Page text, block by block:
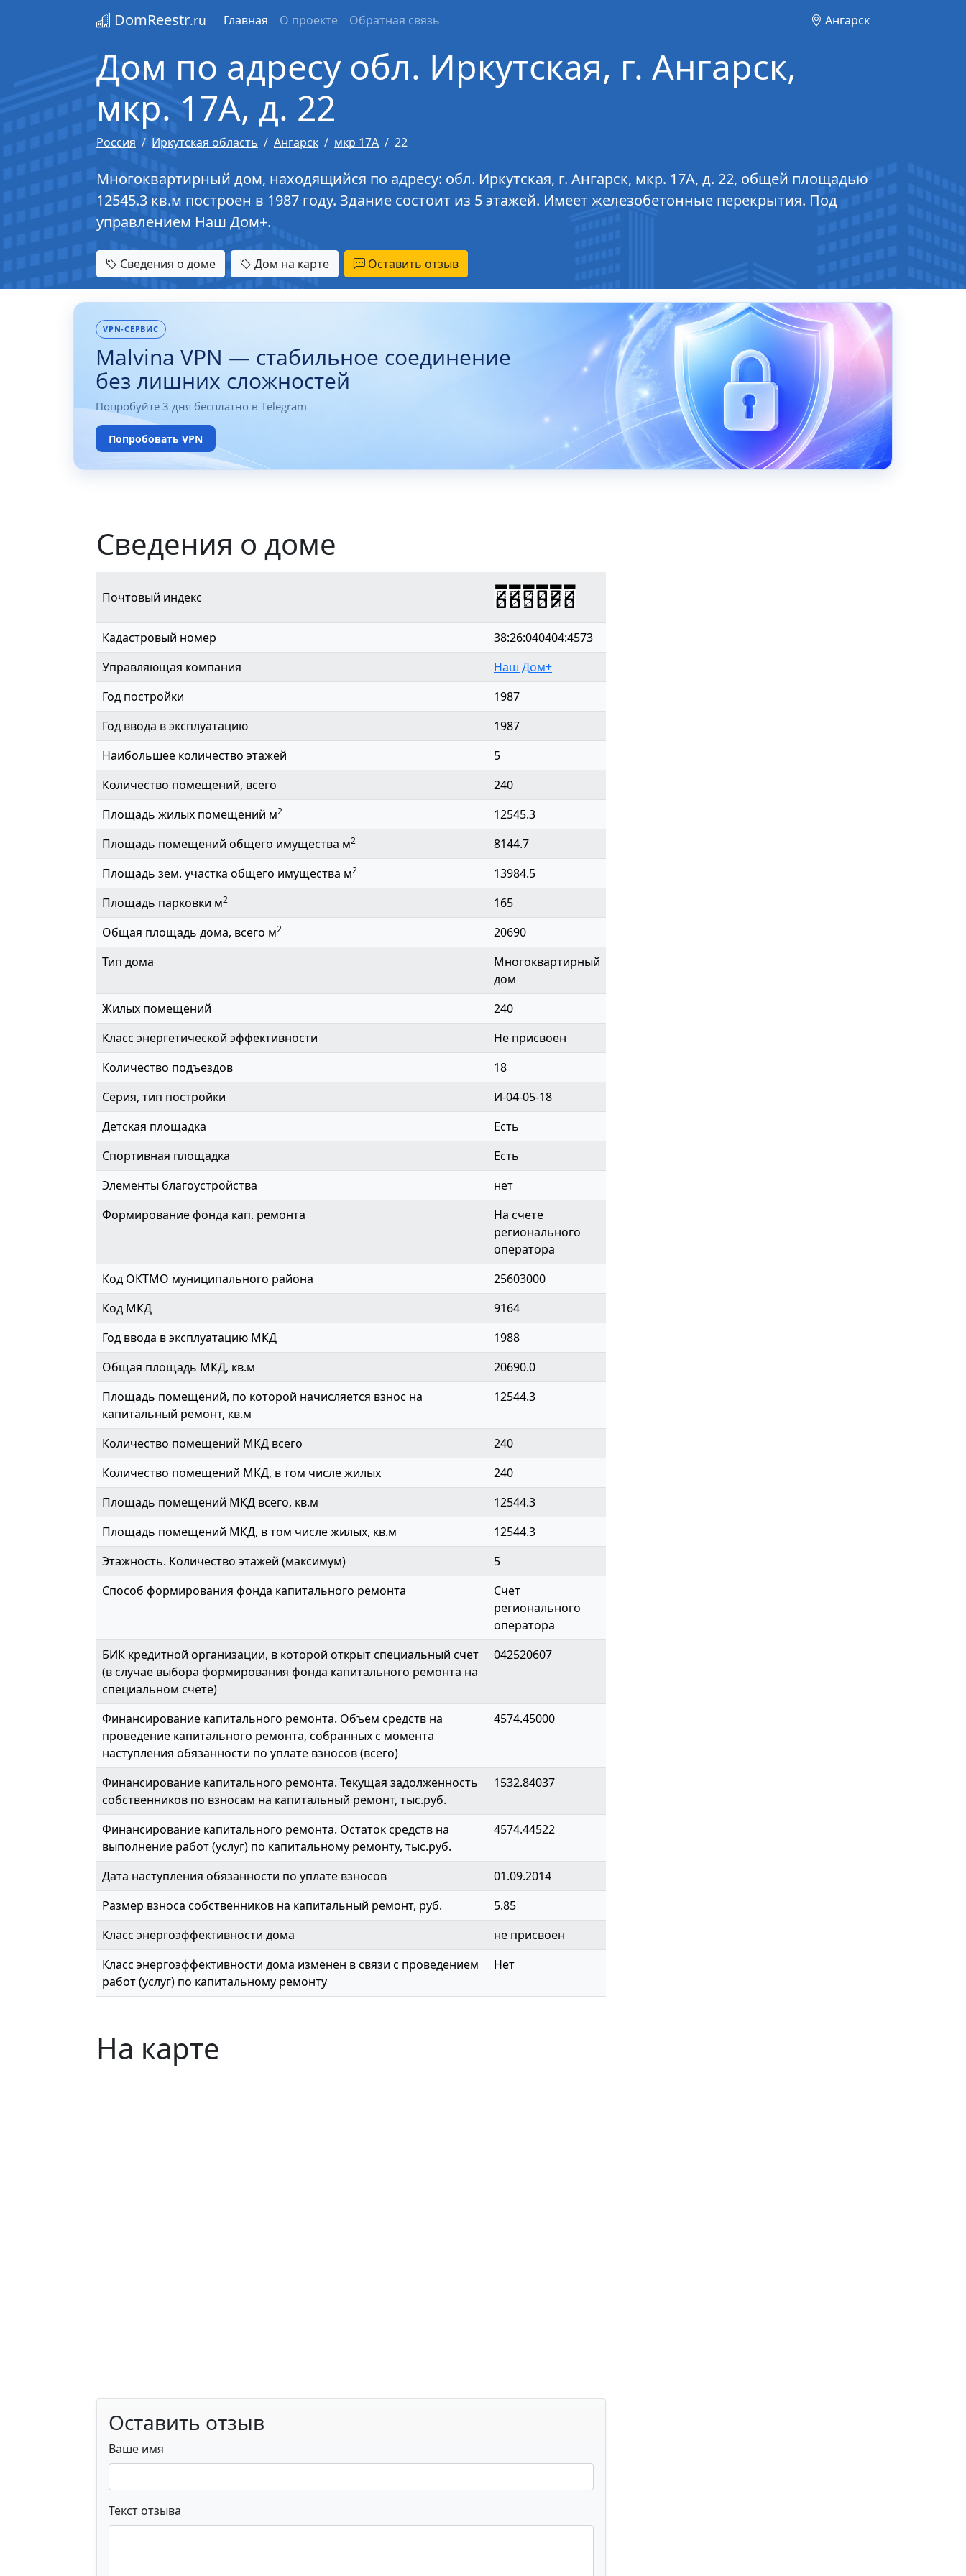
DomReestr.ru Главная О проекте Обратная связь Ангарск
Дом по адресу обл. Иркутская, г. Ангарск,
мкр. 17А, д. 22
Россия Иркутская область Ангарск мкр 17А 22
Многоквартирный дом, находящийся по адресу: обл. Иркутская, г. Ангарск, мкр. 17А, д. 22, общей площадью
12545.3 кв.м построен в 1987 году. Здание состоит из 5 этажей. Имеет железобетонные перекрытия. Под
управлением Наш Дом+.
Сведения о доме Дом на карте Оставить отзыв
VPN-СЕРВИС
Malvina VPN — стабильное соединение
без лишних сложностей
Попробуйте 3 дня бесплатно в Telegram
Попробовать VPN
Сведения о доме
Почтовый индекс 665836
Кадастровый номер
38:26:040404:4573
Управляющая компания
Наш Дом+
Год постройки
1987
Год ввода в эксплуатацию
1987
Наибольшее количество этажей
5
Количество помещений, всего
240
Площадь жилых помещений м2
12545.3
Площадь помещений общего имущества м2
8144.7
Площадь зем. участка общего имущества м2
13984.5
Площадь парковки м2
165
Общая площадь дома, всего м2
20690
Тип дома
Многоквартирный
дом
Жилых помещений
240
Класс энергетической эффективности
Не присвоен
Количество подъездов
18
Серия, тип постройки
И-04-05-18
Детская площадка
Есть
Спортивная площадка
Есть
Элементы благоустройства
нет
Формирование фонда кап. ремонта
На счете
регионального
оператора
Код ОКТМО муниципального района
25603000
Код МКД
9164
Год ввода в эксплуатацию МКД
1988
Общая площадь МКД, кв.м
20690.0
Площадь помещений, по которой начисляется взнос на
капитальный ремонт, кв.м
12544.3
Количество помещений МКД всего
240
Количество помещений МКД, в том числе жилых
240
Площадь помещений МКД всего, кв.м
12544.3
Площадь помещений МКД, в том числе жилых, кв.м
12544.3
Этажность. Количество этажей (максимум)
5
Способ формирования фонда капитального ремонта
Счет
регионального
оператора
БИК кредитной организации, в которой открыт специальный счет
(в случае выбора формирования фонда капитального ремонта на
специальном счете)
042520607
Финансирование капитального ремонта. Объем средств на
проведение капитального ремонта, собранных с момента
наступления обязанности по уплате взносов (всего)
4574.45000
Финансирование капитального ремонта. Текущая задолженность
собственников по взносам на капитальный ремонт, тыс.руб.
1532.84037
Финансирование капитального ремонта. Остаток средств на
выполнение работ (услуг) по капитальному ремонту, тыс.руб.
4574.44522
Дата наступления обязанности по уплате взносов
01.09.2014
Размер взноса собственников на капитальный ремонт, руб.
5.85
Класс энергоэффективности дома
не присвоен
Класс энергоэффективности дома изменен в связи с проведением
работ (услуг) по капитальному ремонту
Нет
На карте
Оставить отзыв
Ваше имя
Текст отзыва